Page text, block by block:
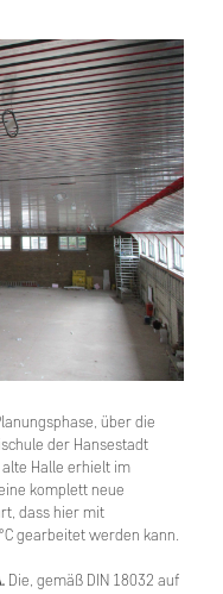
über die
der Hansestadt
alte Halle erhielt im
komplett neue
dass hier mit
gearbeitet werden kann.
Die, gemäß DIN 18032 auf